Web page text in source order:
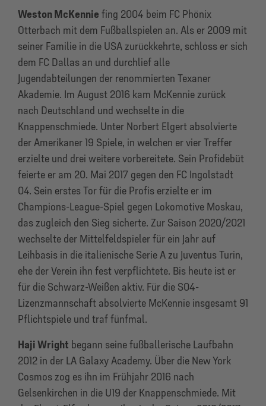
Weston McKennie fing 2004 beim FC Phönix
Otterbach mit dem Fußballspielen an. Als er 2009 mit
seiner Familie in die USA zurückkehrte, schloss er sich
dem FC Dallas an und durchlief alle
Jugendabteilungen der renommierten Texaner
Akademie. Im August 2016 kam McKennie zurück
nach Deutschland und wechselte in die
Knappenschmiede. Unter Norbert Elgert absolvierte
der Amerikaner 19 Spiele, in welchen er vier Treffer
erzielte und drei weitere vorbereitete. Sein Profidebüt
feierte er am 20. Mai 2017 gegen den FC Ingolstadt
04. Sein erstes Tor für die Profis erzielte er im
Champions-League-Spiel gegen Lokomotive Moskau,
das zugleich den Sieg sicherte. Zur Saison 2020/2021
wechselte der Mittelfeldspieler für ein Jahr auf
Leihbasis in die italienische Serie A zu Juventus Turin,
ehe der Verein ihn fest verpflichtete. Bis heute ist er
für die Schwarz-Weißen aktiv. Für die S04-
Lizenzmannschaft absolvierte McKennie insgesamt 91
Pflichtspiele und traf fünfmal.
Haji Wright begann seine fußballerische Laufbahn
2012 in der LA Galaxy Academy. Über die New York
Cosmos zog es ihn im Frühjahr 2016 nach
Gelsenkirchen in die U19 der Knappenschmiede. Mit